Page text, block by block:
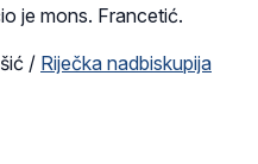
je mons. Francetić.
/ Riječka nadbiskupija